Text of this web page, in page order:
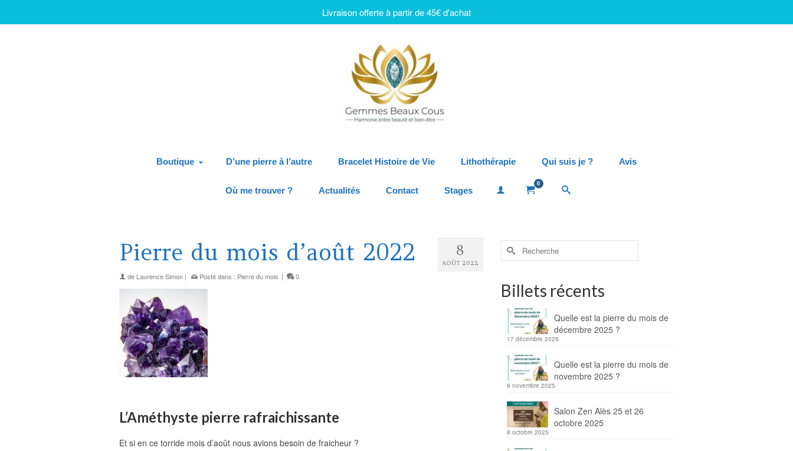
Boutique D’une pierre à l’autre Bracelet Histoire de Vie Lithothérapie Qui suis je ? Avis
Où me trouver ? Actualités Contact Stages
0
8
AOÛT 2022
Pierre du mois d’août 2022
de Laurence Simon | Posté dans : Pierre du mois | 0
L’Améthyste pierre rafraichissante
Et si en ce torride mois d’août nous avions besoin de fraicheur ?
Billets récents
Quelle est la pierre du mois de
décembre 2025 ?
17 décembre 2025
Quelle est la pierre du mois de
novembre 2025 ?
9 novembre 2025
Salon Zen Alès 25 et 26
octobre 2025
8 octobre 2025
Livraison offerte à partir de 45€ d'achat